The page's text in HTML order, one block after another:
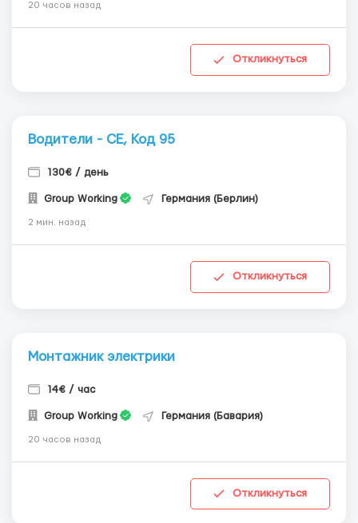
20 часов назад
Откликнуться
Водители - СЕ, Код 95
130€ / день
Group Working Германия (Берлин)
2 мин. назад
Откликнуться
Монтажник электрики
14€ / час
Group Working Германия (Бавария)
20 часов назад
Откликнуться